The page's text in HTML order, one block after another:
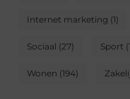
Internet marketing (1)
Sociaal (27) Sport
Wonen (194)